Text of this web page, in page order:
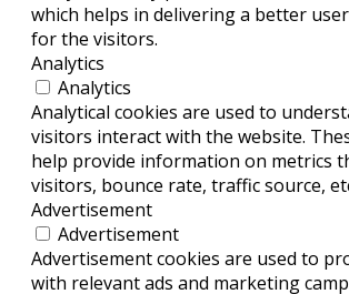
which helps in delivering a better
for the visitors.
Analytics
Analytics
Analytical cookies are used to
visitors interact with the website.
help provide information on metrics
visitors, bounce rate, traffic source,
Advertisement
Advertisement
Advertisement cookies are used to
with relevant ads and marketing